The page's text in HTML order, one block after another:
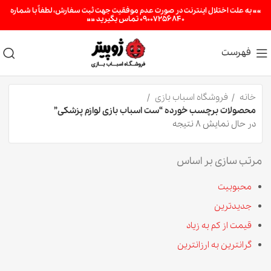
«« به علت اختلال اینترنت در صورت عدم موفقیت جهت ثبت سفارش، لطفاً با شماره
09007256840 تماس بگیرید »»
فهرست
خانه
فروشگاه اسباب بازی
محصولات برچسب خورده “ست اسباب بازی لوازم پزشکی”
در حال نمایش 8 نتیجه
مرتب سازی بر اساس
محبوبیت
جدیدترین
قیمت از کم به زیاد
گرانترین به ارزانترین